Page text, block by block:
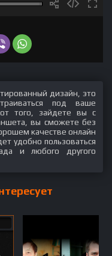
дизайн, это
под ваше
того, зайдете вы с
вы сможете без
качестве онлайн
удобно пользоваться
и любого другого